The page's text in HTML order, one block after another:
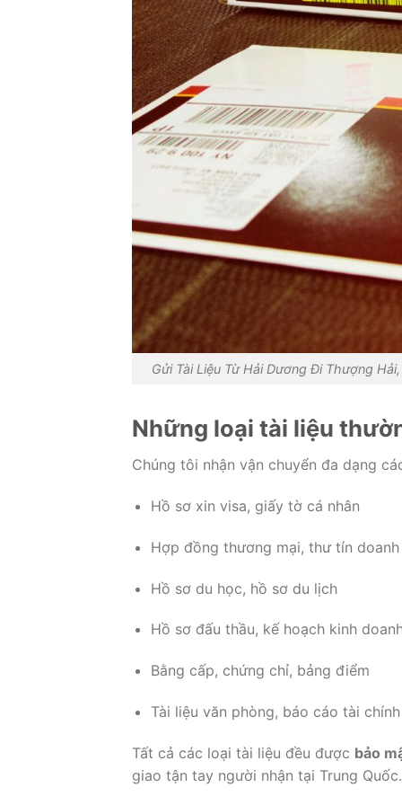
Gửi Tài Liệu Từ Hải Dương Đi Thượng
Những loại tài liệu
Chúng tôi nhận vận chuyển đa dạng
Hồ sơ xin visa, giấy tờ cá nhân
Hợp đồng thương mại, thư tín
Hồ sơ du học, hồ sơ du lịch
Hồ sơ đấu thầu, kế hoạch kinh
Bằng cấp, chứng chỉ, bảng điểm
Tài liệu văn phòng, báo cáo tài chính
Tất cả các loại tài liệu đều được bảo
giao tận tay người nhận tại Trung Quốc.